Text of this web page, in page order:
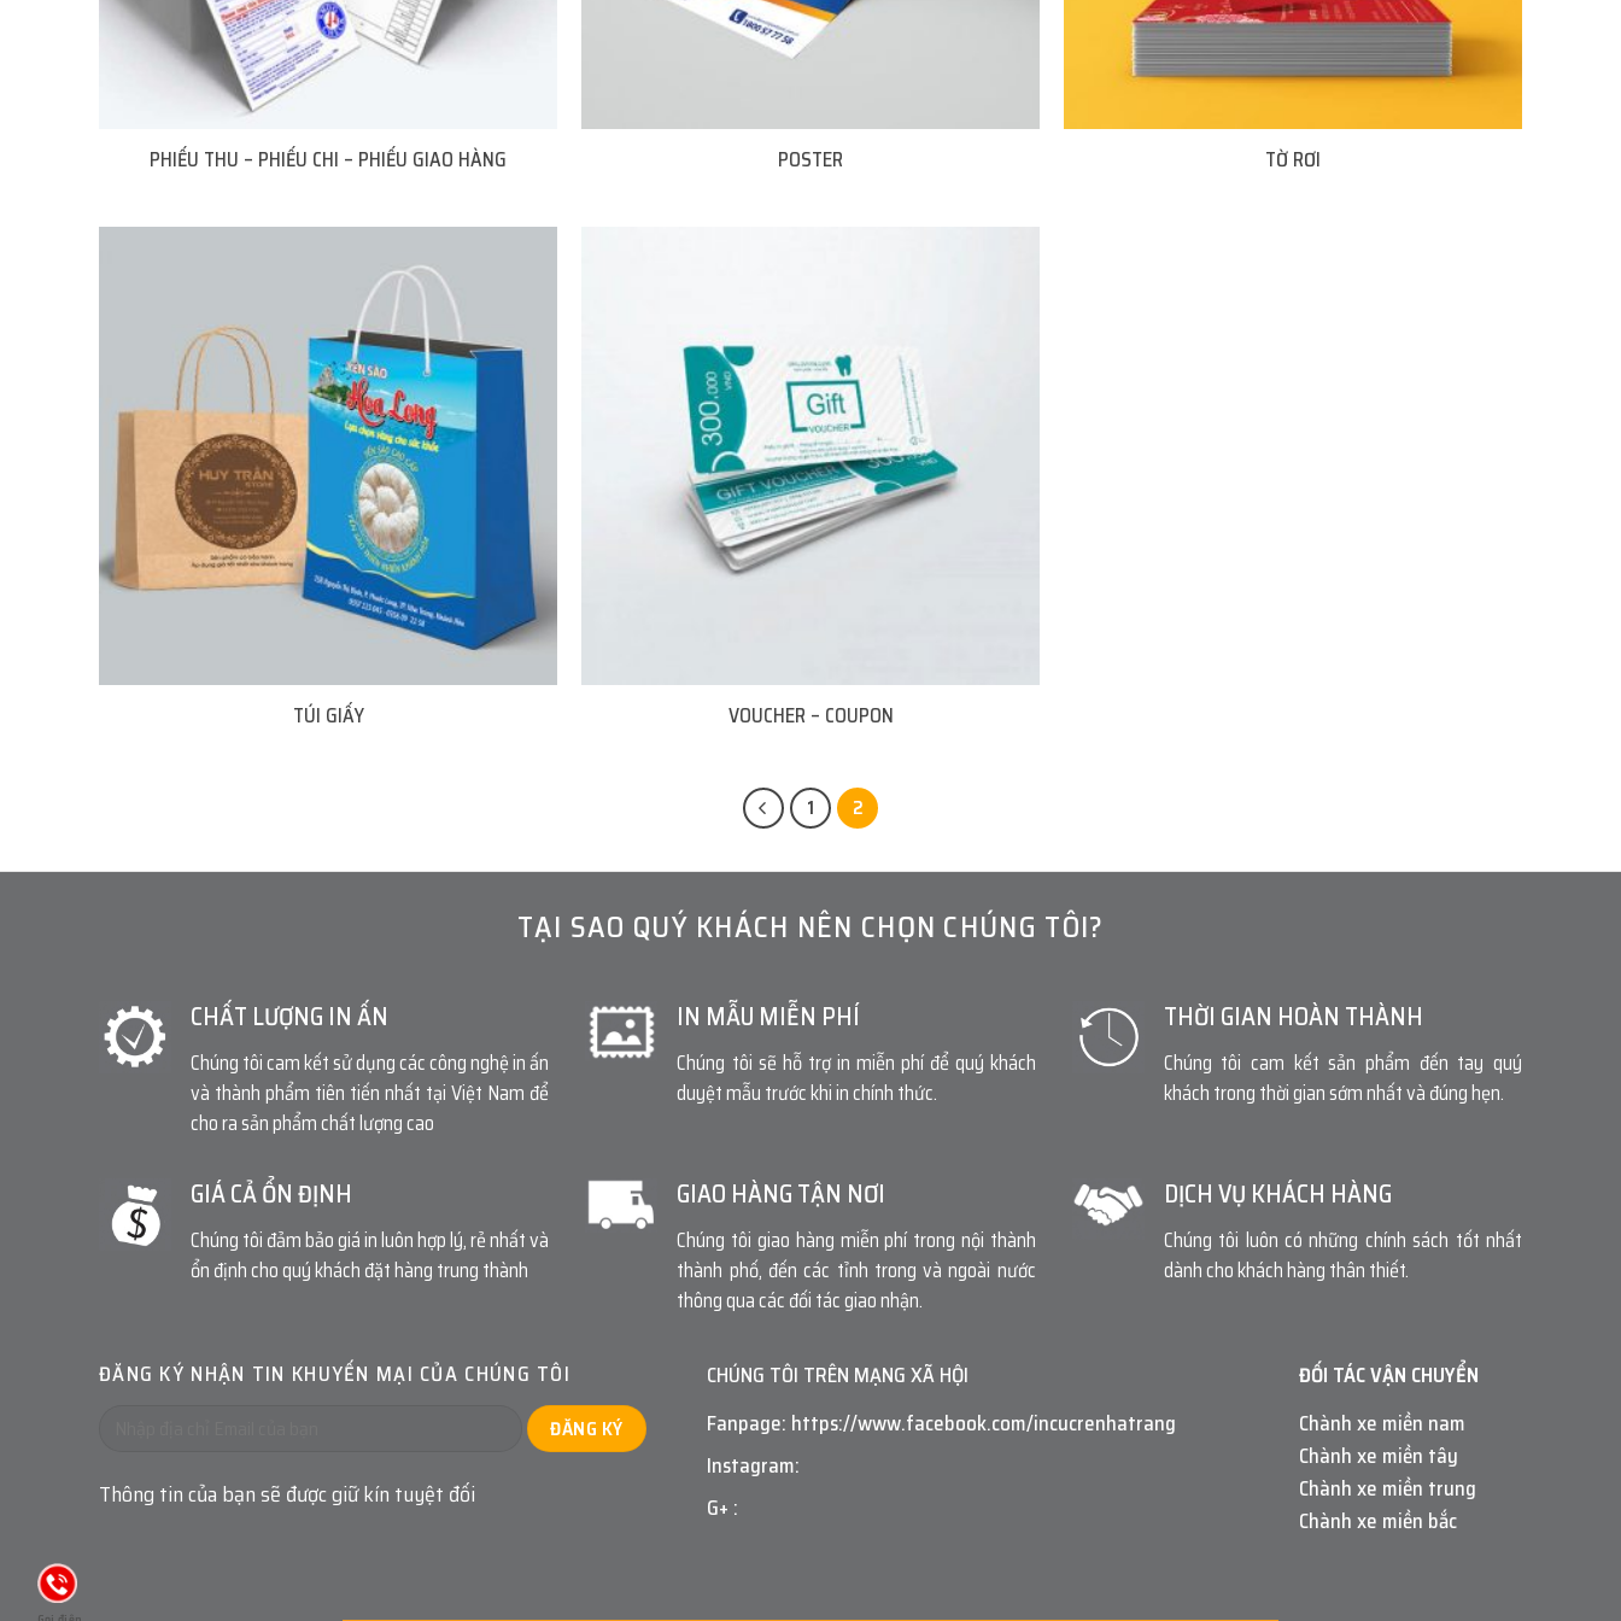
PHIẾU THU – PHIẾU CHI – PHIẾU GIAO HÀNG POSTER TỜ RƠI
TÚI GIẤY VOUCHER – COUPON
1 2
TẠI SAO QUÝ KHÁCH NÊN CHỌN CHÚNG TÔI?
CHẤT LƯỢNG IN ẤN
Chúng tôi cam kết sử dụng các công nghệ in ấn
và thành phẩm tiên tiến nhất tại Việt Nam để
cho ra sản phẩm chất lượng cao
IN MẪU MIỄN PHÍ
Chúng tôi sẽ hỗ trợ in miễn phí để quý khách
duyệt mẫu trước khi in chính thức.
THỜI GIAN HOÀN THÀNH
Chúng tôi cam kết sản phẩm đến tay quý
khách trong thời gian sớm nhất và đúng hẹn.
GIÁ CẢ ỔN ĐỊNH
Chúng tôi đảm bảo giá in luôn hợp lý, rẻ nhất và
ổn định cho quý khách đặt hàng trung thành
GIAO HÀNG TẬN NƠI
Chúng tôi giao hàng miễn phí trong nội thành
thành phố, đến các tỉnh trong và ngoài nước
thông qua các đối tác giao nhận.
DỊCH VỤ KHÁCH HÀNG
Chúng tôi luôn có những chính sách tốt nhất
dành cho khách hàng thân thiết.
ĐĂNG KÝ NHẬN TIN KHUYẾN MẠI CỦA CHÚNG TÔI
Thông tin của bạn sẽ được giữ kín tuyệt đối
CHÚNG TÔI TRÊN MẠNG XÃ HỘI
Fanpage: https://www.facebook.com/incucrenhatrang
Instagram:
G+ :
ĐỐI TÁC VẬN CHUYỂN
Chành xe miền nam
Chành xe miền tây
Chành xe miền trung
Chành xe miền bắc